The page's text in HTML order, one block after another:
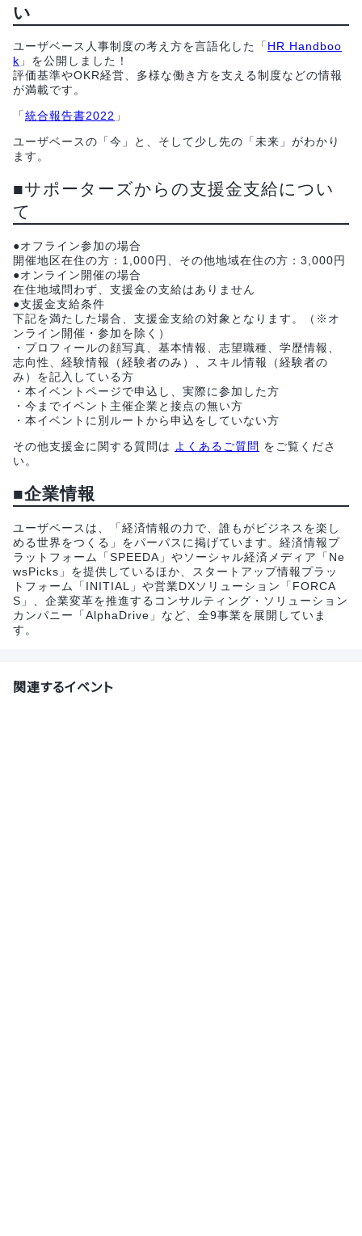
い
ユーザベース人事制度の考え方を言語化した「 HR Handboo
k 」を公開しました！
評価基準やOKR経営、多様な働き方を支える制度などの情報
が満載です。
「統合報告書2022 」
ユーザベースの「今」と、そして少し先の「未来」がわかり
ます。
■サポーターズからの支援金支給につい
て
●オフライン参加の場合
開催地区在住の方：1,000円、その他地域在住の方：3,000円
●オンライン開催の場合
在住地域問わず、支援金の支給はありません
●支援金支給条件
下記を満たした場合、支援金支給の対象となります。（※オ
ンライン開催・参加を除く）
・プロフィールの顔写真、基本情報、志望職種、学歴情報、
志向性、経験情報（経験者のみ）、スキル情報（経験者の
み）を記入している方
・本イベントページで申込し、実際に参加した方
・今までイベント主催企業と接点の無い方
・本イベントに別ルートから申込をしていない方
その他支援金に関する質問は よくあるご質問 をご覧くださ
い。
■企業情報
ユーザベースは、「経済情報の力で、誰もがビジネスを楽し
める世界をつくる」をパーパスに掲げています。経済情報プ
ラットフォーム「SPEEDA」やソーシャル経済メディア「Ne
wsPicks」を提供しているほか、スタートアップ情報プラッ
トフォーム「INITIAL」や営業DXソリューション「FORCA
S」、企業変革を推進するコンサルティング・ソリューション
カンパニー「AlphaDrive」など、全9事業を展開していま
す。
関連するイベント